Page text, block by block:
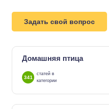
Задать свой вопрос
Домашняя птица
341
статей в
категории